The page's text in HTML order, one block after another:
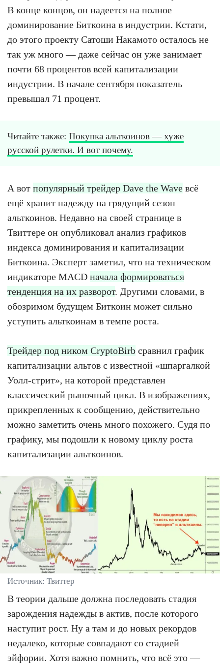
В конце концов, он надеется на полное
доминирование Биткоина в индустрии. Кстати,
до этого проекту Сатоши Накамото осталось не
так уж много — даже сейчас он уже занимает
почти 68 процентов всей капитализации
индустрии. В начале сентября показатель
превышал 71 процент.
Читайте также: Покупка альткоинов — хуже
русской рулетки. И вот почему.
А вот популярный трейдер Dave the Wave всё
ещё хранит надежду на грядущий сезон
альткоинов. Недавно на своей странице в
Твиттере он опубликовал анализ графиков
индекса доминирования и капитализации
Биткоина. Эксперт заметил, что на техническом
индикаторе MACD начала формироваться
тенденция на их разворот. Другими словами, в
обозримом будущем Биткоин может сильно
уступить альткоинам в темпе роста.
Трейдер под ником CryptoBirb сравнил график
капитализации альтов с известной «шпаргалкой
Уолл-стрит», на которой представлен
классический рыночный цикл. В изображениях,
прикрепленных к сообщению, действительно
можно заметить очень много похожего. Судя по
графику, мы подошли к новому циклу роста
капитализации альткоинов.
Источник: Твиттер
В теории дальше должна последовать стадия
зарождения надежды в актив, после которого
наступит рост. Ну а там и до новых рекордов
недалеко, которые совпадают со стадией
эйфории. Хотя важно помнить, что всё это —